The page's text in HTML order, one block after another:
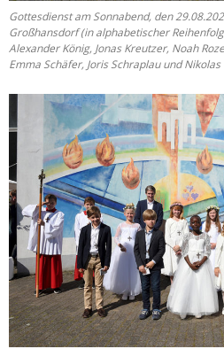
Gottesdienst am Sonnabend, den
Großhansdorf (in alphabetischer
Alexander König, Jonas Kreutzer, Noah
Emma Schäfer, Joris Schraplau und